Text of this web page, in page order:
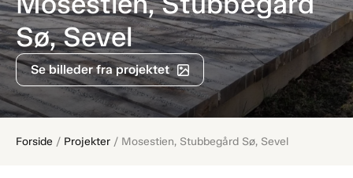
Sø, Sevel
Se billeder fra projektet
Forside / Projekter / Mosestien, Stubbegård Sø, Sevel